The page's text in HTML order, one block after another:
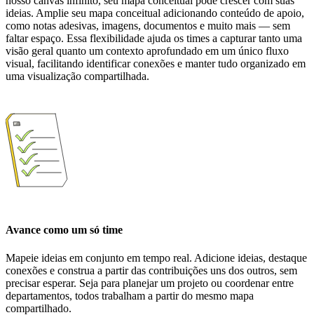
ideias. Amplie seu mapa conceitual adicionando conteúdo de apoio,
como notas adesivas, imagens, documentos e muito mais — sem
faltar espaço. Essa flexibilidade ajuda os times a capturar tanto uma
visão geral quanto um contexto aprofundado em um único fluxo
visual, facilitando identificar conexões e manter tudo organizado em
uma visualização compartilhada.
Avance como um só time
Mapeie ideias em conjunto em tempo real. Adicione ideias, destaque
conexões e construa a partir das contribuições uns dos outros, sem
precisar esperar. Seja para planejar um projeto ou coordenar entre
departamentos, todos trabalham a partir do mesmo mapa
compartilhado.